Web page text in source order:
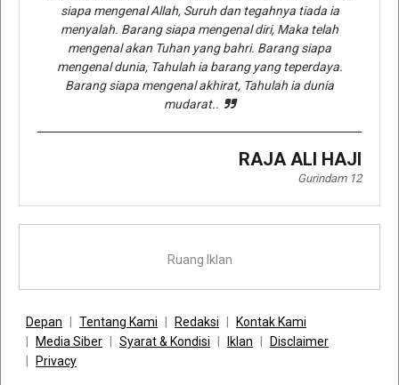
siapa mengenal Allah, Suruh dan tegahnya tiada ia
menyalah. Barang siapa mengenal diri, Maka telah
mengenal akan Tuhan yang bahri. Barang siapa
mengenal dunia, Tahulah ia barang yang teperdaya.
Barang siapa mengenal akhirat, Tahulah ia dunia
mudarat..
RAJA ALI HAJI
Gurindam 12
Ruang Iklan
Depan Tentang Kami Redaksi
Kontak Kami
Media Siber
Syarat & Kondisi Iklan
Disclaimer
Privacy